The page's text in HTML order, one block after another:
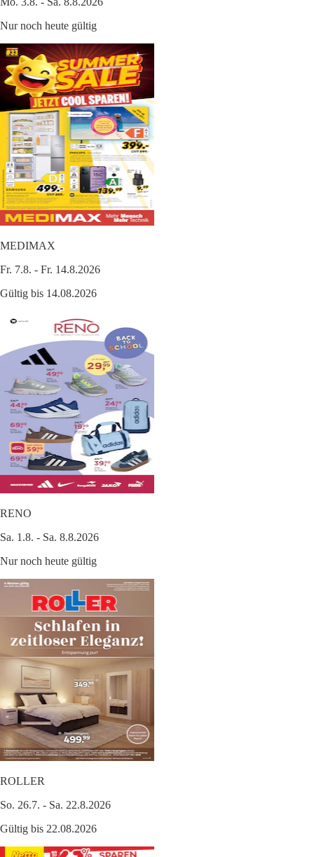
Nur noch heute gültig
MEDIMAX
Fr. 7.8. - Fr. 14.8.2026
Gültig bis 14.08.2026
RENO
Sa. 1.8. - Sa. 8.8.2026
Nur noch heute gültig
ROLLER
So. 26.7. - Sa. 22.8.2026
Gültig bis 22.08.2026